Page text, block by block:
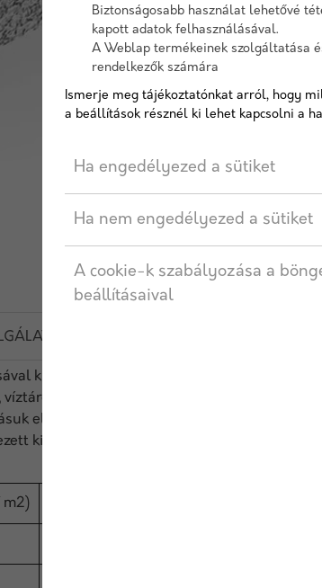
különböző teherbírású monolit beton,
derítők, ülepítők építésére.
elősegíti az esetleg szükséges vasalás
kiegészítő hőszigeteléssel létesíthető.
m2)
Biztonságosabb használat lehetővé
kapott adatok felhasználásával.
A Weblap termékeinek szolgáltatása
rendelkezők számára
Ismerje meg tájékoztatónkat arról, hogy
a beállítások résznél ki lehet kapcsolni a
Ha engedélyezed a sütiket
Ha nem engedélyezed a sütiket
A cookie-k szabályozása a
beállításaival